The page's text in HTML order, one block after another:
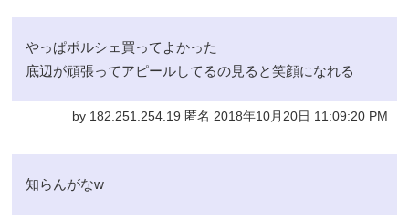
やっぱポルシェ買ってよかった
底辺が頑張ってアピールしてるの見ると笑顔になれる
by 182.251.254.19 匿名 2018年10月20日 11:09:20 PM
知らんがなw